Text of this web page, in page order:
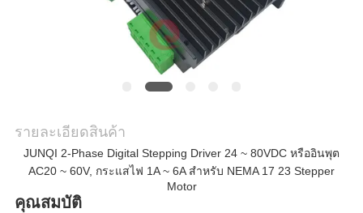
ส่วน
รายละเอียดสินค้า
JUNQI 2-Phase Digital Stepping Driver 24 ~ 80VDC หรืออินพุต
AC20 ~ 60V, กระแสไฟ 1A ~ 6A สำหรับ NEMA 17 23 Stepper
Motor
คุณสมบัติ